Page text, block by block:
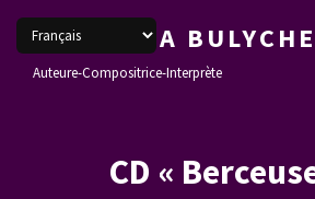
VERONIKA
Auteure-Compositrice-Interprète
CD «